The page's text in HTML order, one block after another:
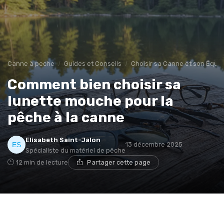
Canne à peche Guides et Conseils Choisir sa Canne et son
Comment bien choisir sa
lunette mouche pour la
pêche à la canne
Elisabeth Saint-Jalon
Spécialiste du matériel de pêche
13 décembre 2025
12 min de lecture Partager cette page